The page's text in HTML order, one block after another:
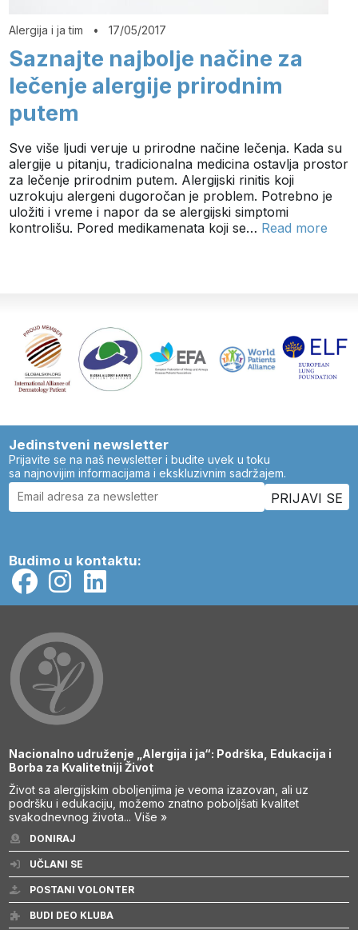
Alergija i ja tim •17/05/2017
Saznajte najbolje načine za
lečenje alergije prirodnim
putem
Sve više ljudi veruje u prirodne načine lečenja. Kada su
alergije u pitanju, tradicionalna medicina ostavlja prostor
za lečenje prirodnim putem. Alergijski rinitis koji
uzrokuju alergeni dugoročan je problem. Potrebno je
uložiti i vreme i napor da se alergijski simptomi
kontrolišu. Pored medikamenata koji se… Read more
Jedinstveni newsletter
Prijavite se na naš newsletter i budite uvek u toku
sa najnovijim informacijama i ekskluzivnim sadržajem.
Budimo u kontaktu:
Nacionalno udruženje „Alergija i ja“: Podrška, Edukacija i
Borba za Kvalitetniji Život
Život sa alergijskim oboljenjima je veoma izazovan, ali uz
podršku i edukaciju, možemo znatno poboljšati kvalitet
svakodnevnog života...Više »
DONIRAJ
UČLANI SE
POSTANI VOLONTER
BUDI DEO KLUBA